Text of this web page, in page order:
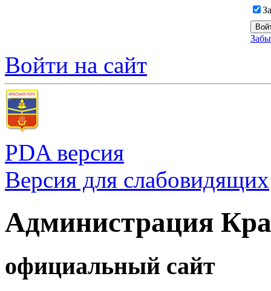
Войти на сайт
PDA версия
Версия для слабовидящих
Администрация
официальный сайт